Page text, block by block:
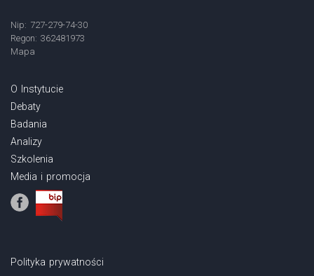
Nip: 727-279-74-30
Regon: 362481973
Mapa
O Instytucie
Debaty
Badania
Analizy
Szkolenia
Media i promocja
Polityka prywatności